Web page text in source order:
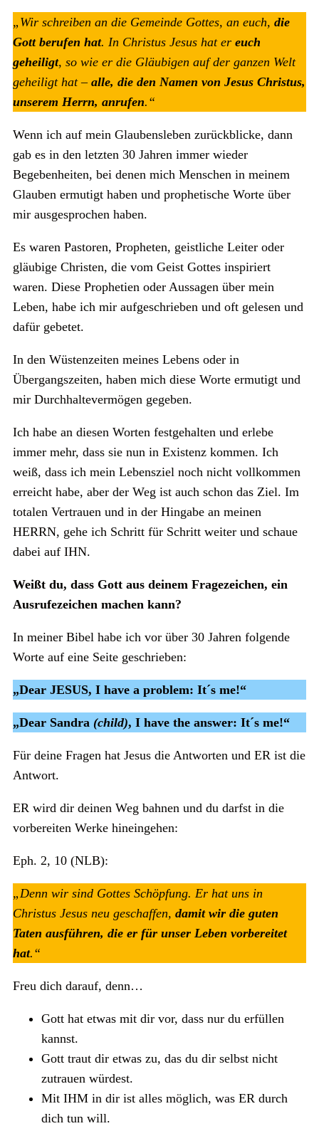
„Wir schreiben an die Gemeinde Gottes, an euch, die
Gott berufen hat. In Christus Jesus hat er euch
geheiligt, so wie er die Gläubigen auf der ganzen Welt
geheiligt hat –alle, die den Namen von Jesus Christus,
unserem Herrn, anrufen.“
Wenn ich auf mein Glaubensleben zurückblicke, dann
gab es in den letzten 30 Jahren immer wieder
Begebenheiten, bei denen mich Menschen in meinem
Glauben ermutigt haben und prophetische Worte über
mir ausgesprochen haben.
Es waren Pastoren, Propheten, geistliche Leiter oder
gläubige Christen, die vom Geist Gottes inspiriert
waren. Diese Prophetien oder Aussagen über mein
Leben, habe ich mir aufgeschrieben und oft gelesen und
dafür gebetet.
In den Wüstenzeiten meines Lebens oder in
Übergangszeiten, haben mich diese Worte ermutigt und
mir Durchhaltevermögen gegeben.
Ich habe an diesen Worten festgehalten und erlebe
immer mehr, dass sie nun in Existenz kommen. Ich
weiß, dass ich mein Lebensziel noch nicht vollkommen
erreicht habe, aber der Weg ist auch schon das Ziel. Im
totalen Vertrauen und in der Hingabe an meinen
HERRN, gehe ich Schritt für Schritt weiter und schaue
dabei auf IHN.
Weißt du, dass Gott aus deinem Fragezeichen, ein
Ausrufezeichen machen kann?
In meiner Bibel habe ich vor über 30 Jahren folgende
Worte auf eine Seite geschrieben:
„Dear JESUS, I have a problem: It´s me!“
„Dear Sandra (child), I have the answer: It´s me!“
Für deine Fragen hat Jesus die Antworten und ER ist die
Antwort.
ER wird dir deinen Weg bahnen und du darfst in die
vorbereiten Werke hineingehen:
Eph. 2, 10 (NLB):
„Denn wir sind Gottes Schöpfung. Er hat uns in
Christus Jesus neu geschaffen, damit wir die guten
Taten ausführen, die er für unser Leben vorbereitet
hat.“
Freu dich darauf, denn…
Gott hat etwas mit dir vor, dass nur du erfüllen
kannst.
Gott traut dir etwas zu, das du dir selbst nicht
zutrauen würdest.
Mit IHM in dir ist alles möglich, was ER durch
dich tun will.